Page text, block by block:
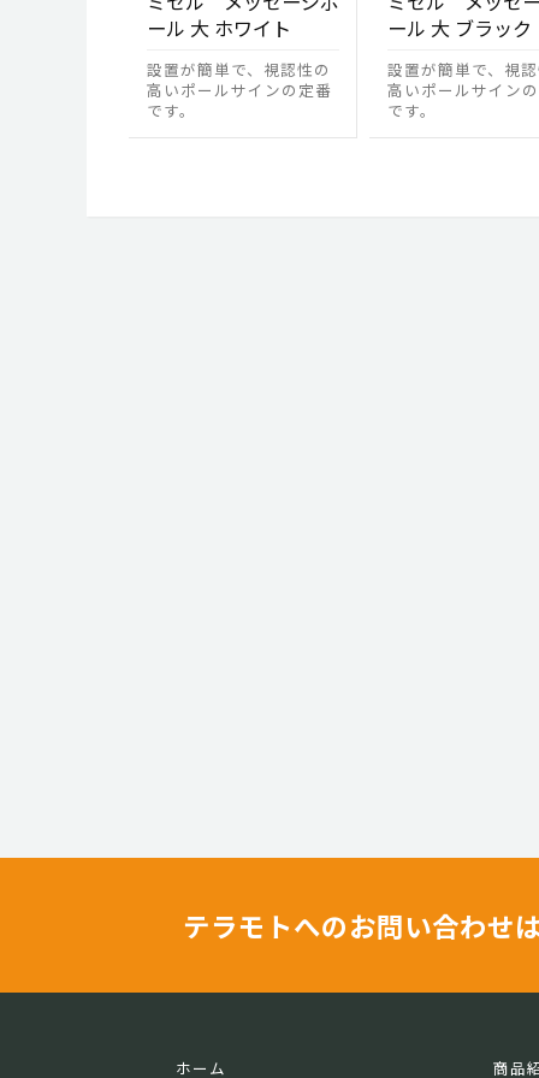
ール 大 ホワイト
設置が簡単で、視認性の
高いポールサインの定番
です。
ール 大 ブラック
設置が簡単で、視
高いポールサイン
です。
テラモトへのお問い合わせ
ホーム 商品